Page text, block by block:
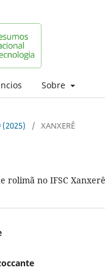
Sobre
(2025) / XANXERÊ
rolimã no IFSC Xanxerê